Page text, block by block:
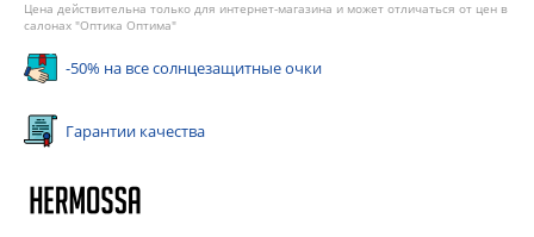
Цена действительна только для интернет-магазина и может отличаться от цен в
салонах "Оптика Оптима"
-50% на все солнцезащитные очки
Гарантии качества